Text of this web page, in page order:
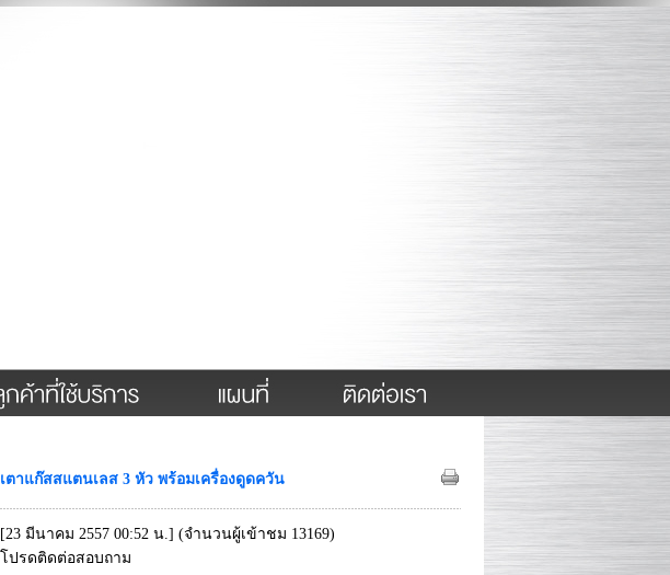
เตาแก๊สสแตนเลส 3 หัว พร้อมเครื่องดูดควัน
[23 มีนาคม 2557 00:52 น.] (จำนวนผู้เข้าชม 13169)
โปรดติดต่อสอบถาม